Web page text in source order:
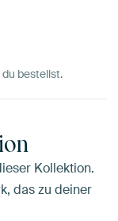
bestellst.
Kollektion.
das zu deiner